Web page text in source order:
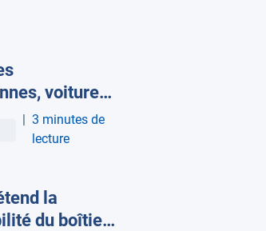
voitures
… Quelles
?
| 3 minutes de
lecture
la
du boîtier